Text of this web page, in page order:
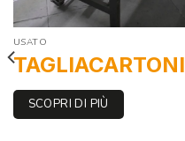
USATO
TAGLIACARTONI
SCOPRI DI PIÙ